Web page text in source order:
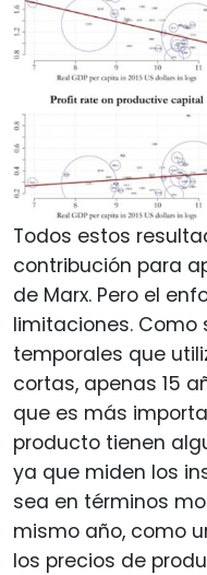
Todos estos
contribución para
de Marx. Pero el
limitaciones. Como
temporales que
cortas, apenas 15
que es más
producto tienen
ya que miden los
sea en términos
mismo año, como
los precios de